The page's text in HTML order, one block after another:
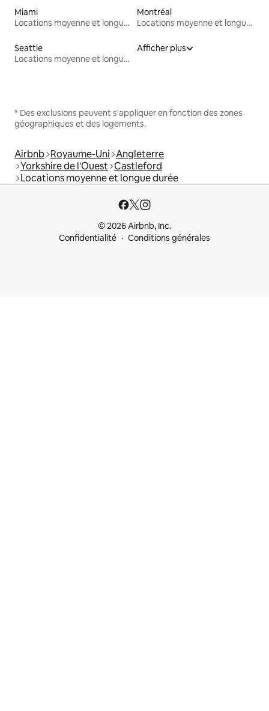
Miami
Locations moyenne et longue durée
Montréal
Locations moyenne et longue durée
Seattle
Locations moyenne et longue durée
Afficher plus
* Des exclusions peuvent s'appliquer en fonction des zones
géographiques et des logements.
Airbnb Royaume-Uni Angleterre
Yorkshire de l'Ouest Castleford
Locations moyenne et longue durée
© 2026 Airbnb, Inc.
Confidentialité
Conditions générales